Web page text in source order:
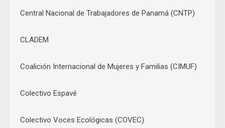
Central Nacional de Trabajadores de Panamá (CNTP)
CLADEM
Coalición Internacional de Mujeres y Familias (CIMUF)
Colectivo Espavé
Colectivo Voces Ecológicas (COVEC)